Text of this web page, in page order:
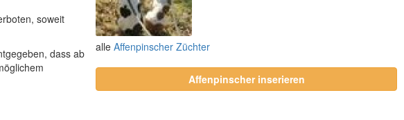
soweit
dass ab
alleAffenpinscher Züchter
Affenpinscher inserieren